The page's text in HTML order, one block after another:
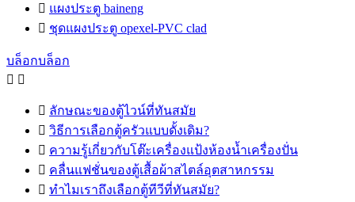
 แผงประตู baineng
 ชุดแผงประตู opexel-PVC clad
บล็อกบล็อก
 
 ลักษณะของตู้ไวน์ที่ทันสมัย
 วิธีการเลือกตู้ครัวแบบดั้งเดิม?
 ความรู้เกี่ยวกับโต๊ะเครื่องแป้งห้องน้ำเครื่องปั่น
 คลื่นแฟชั่นของตู้เสื้อผ้าสไตล์อุตสาหกรรม
 ทำไมเราถึงเลือกตู้ทีวีที่ทันสมัย?